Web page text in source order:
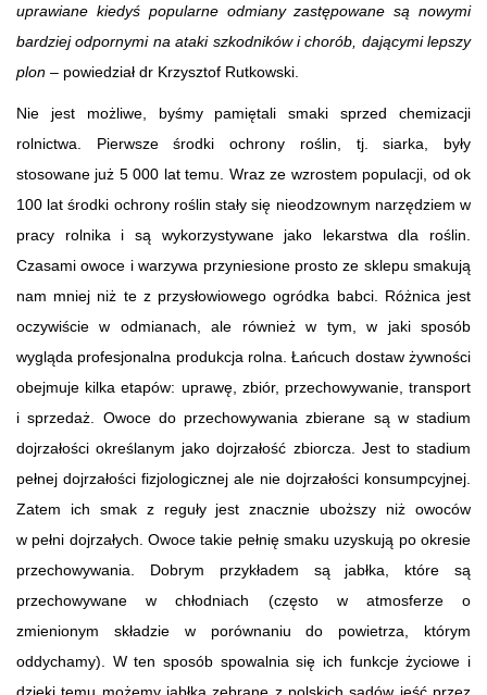
uprawiane kiedyś popularne odmiany zastępowane są nowymi
bardziej odpornymi na ataki szkodników i chorób, dającymi lepszy
plon – powiedział dr Krzysztof Rutkowski.
Nie jest możliwe, byśmy pamiętali smaki sprzed chemizacji
rolnictwa. Pierwsze środki ochrony roślin, tj. siarka, były
stosowane już 5 000 lat temu. Wraz ze wzrostem populacji, od ok
100 lat środki ochrony roślin stały się nieodzownym narzędziem w
pracy rolnika i są wykorzystywane jako lekarstwa dla roślin.
Czasami owoce i warzywa przyniesione prosto ze sklepu smakują
nam mniej niż te z przysłowiowego ogródka babci. Różnica jest
oczywiście w odmianach, ale również w tym, w jaki sposób
wygląda profesjonalna produkcja rolna. Łańcuch dostaw żywności
obejmuje kilka etapów: uprawę, zbiór, przechowywanie, transport
i sprzedaż. Owoce do przechowywania zbierane są w stadium
dojrzałości określanym jako dojrzałość zbiorcza. Jest to stadium
pełnej dojrzałości fizjologicznej ale nie dojrzałości konsumpcyjnej.
Zatem ich smak z reguły jest znacznie uboższy niż owoców
w pełni dojrzałych. Owoce takie pełnię smaku uzyskują po okresie
przechowywania. Dobrym przykładem są jabłka, które są
przechowywane w chłodniach (często w atmosferze o
zmienionym składzie w porównaniu do powietrza, którym
oddychamy). W ten sposób spowalnia się ich funkcje życiowe i
dzięki temu możemy jabłka zebrane z polskich sadów jeść przez